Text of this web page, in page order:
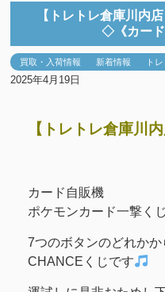
【トレトレ倉庫川内
◇《カード
買取・入荷情報 新着情報 ト
2025年4月19日
【トレトレ倉庫川
カード自販機
ポケモンカード一撃く
7つのボタンのどれか
CHANCEくじです